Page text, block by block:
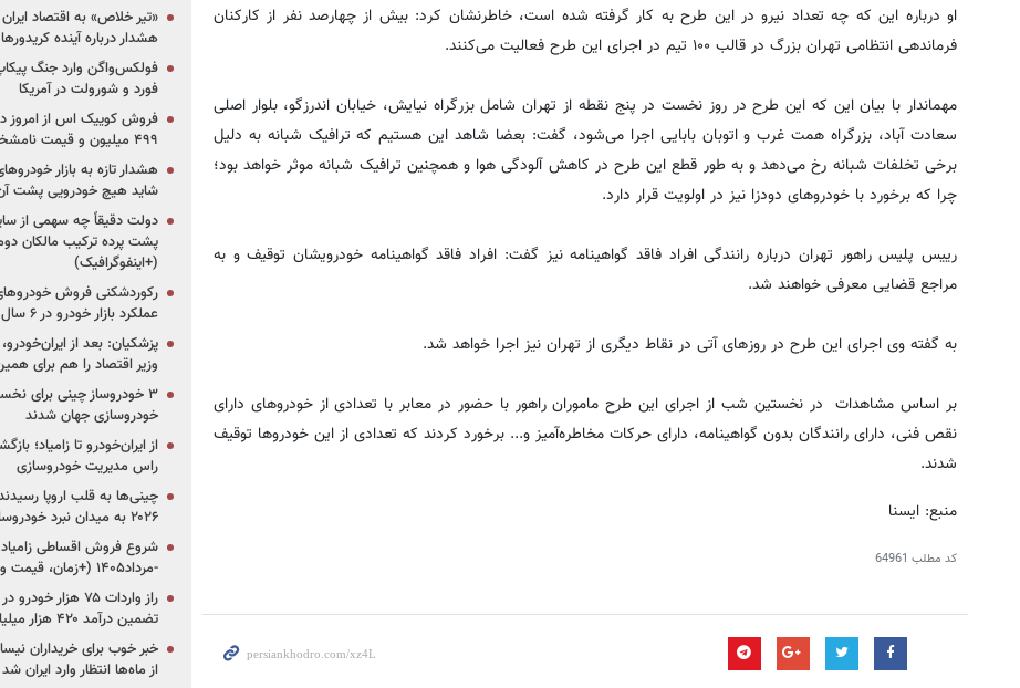
او درباره این که چه تعداد نیرو در این طرح به کار گرفته شده است، خاطرنشان کرد: بیش از چهارصد نفر از کارکنان
فرماندهی انتظامی تهران‌ بزرگ در قالب ۱۰۰ تیم در اجرای این طرح فعالیت می‌کنند.
مهماندار با بیان این که این طرح در روز نخست در پنج نقطه از تهران شامل بزرگراه نیایش، خیابان اندرزگو، بلوار اصلی
سعادت آباد، بزرگراه همت غرب و اتوبان بابایی اجرا می‌شود، گفت: بعضا شاهد این هستیم که ترافیک شبانه به دلیل
برخی تخلفات شبانه رخ می‌دهد و به طور قطع این طرح در کاهش آلودگی هوا و همچنین ترافیک شبانه موثر خواهد بود؛
چرا که برخورد با خودروهای دودزا نیز در اولویت قرار دارد.
رییس پلیس راهور تهران درباره رانندگی افراد فاقد گواهینامه نیز گفت: افراد فاقد گواهینامه خودرویشان توقیف و به
مراجع قضایی معرفی خواهند شد.
به گفته وی اجرای این طرح در روزهای آتی در نقاط دیگری از تهران نیز اجرا خواهد شد.
بر اساس مشاهدات در نخستین شب از اجرای این طرح ماموران راهور با حضور در معابر با تعدادی از خودروهای دارای
نقص فنی، دارای رانندگان بدون گواهینامه، دارای حرکات مخاطره‌آمیز و... برخورد کردند که تعدادی از این خودروها توقیف
شدند.
منبع: ایسنا
کد مطلب 64961
«تیر خلاص» به اقتصاد
هشدار درباره آینده
فولکس‌واگن وارد جنگ
فورد و شورولت در آمریکا
۴۹۹ میلیون و قیمت نامشخص
هشدار تازه به بازار
شاید هیچ خودرویی پشت
دولت دقیقاً چه سهمی از
پشت پرده ترکیب مالکان
(+اینفوگرافیک)
رکوردشکنی فروش
عملکرد بازار خودرو در ۶ سال اخیر
پزشکیان: بعد از
وزیر اقتصاد را هم برای
خودروسازی جهان شدند
از ایران‌خودرو تا زامیاد؛
راس مدیریت خودروسازی
چینی‌ها به قلب اروپا
۲۰۲۶ به میدان نبرد خودروسازان جهان تبدیل می‌شود
-مرداد۱۴۰۵ (+زمان، قیمت و شرایط فروش)
تضمین درآمد ۴۲۰ هزار میلیاردی دولت؟
خبر خوب برای خریداران
از ماه‌ها انتظار وارد ایران شد